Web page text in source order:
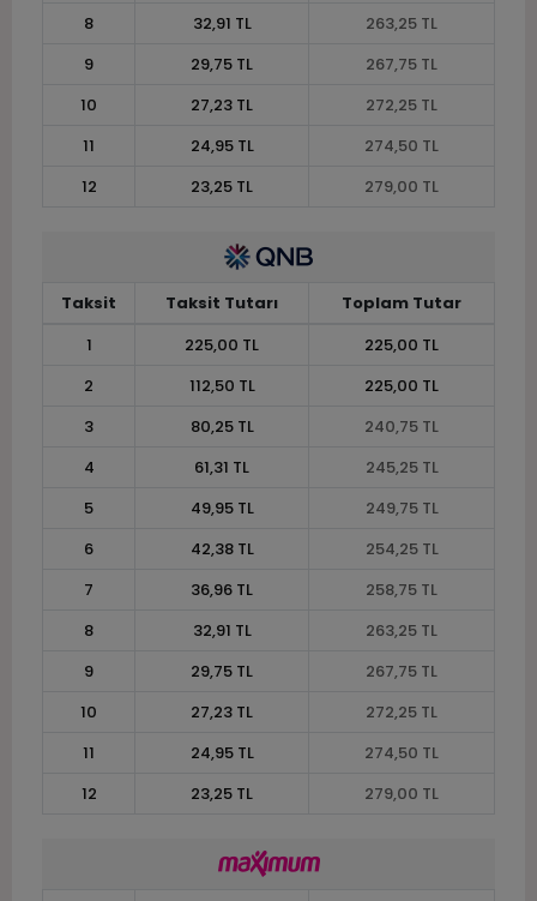
8
32,91 TL
263,25 TL
9
29,75 TL
267,75 TL
10
27,23 TL
272,25 TL
11
24,95 TL
274,50 TL
12
23,25 TL 279,00 TL
Taksit Taksit Tutarı
Toplam Tutar
1
225,00 TL
225,00 TL
2
112,50 TL
225,00 TL
3
80,25 TL
240,75 TL
4
61,31 TL
245,25 TL
5
49,95 TL
249,75 TL
6
42,38 TL
254,25 TL
7
36,96 TL
258,75 TL
8
32,91 TL
263,25 TL
9
29,75 TL
267,75 TL
10
27,23 TL
272,25 TL
11
24,95 TL
274,50 TL
12
23,25 TL 279,00 TL